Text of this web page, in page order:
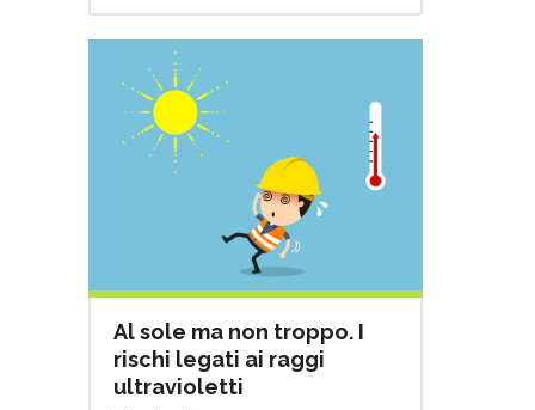
Al sole ma non troppo. I
rischi legati ai raggi
ultravioletti